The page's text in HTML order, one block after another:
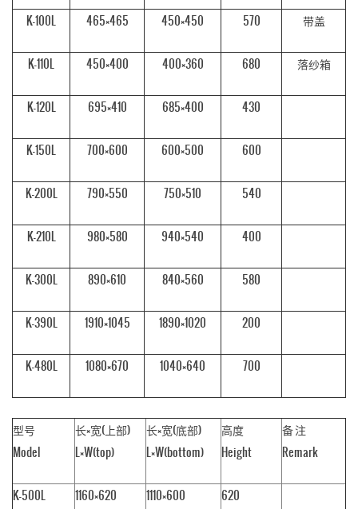
K-100L 465×465 450×450 570 带盖
K-110L 450×400 400×360 680 落纱箱
K-120L 695×410 685×400 430
K-150L 700×600 600×500 600
K-200L 790×550 750×510 540
K-210L 980×580 940×540 400
K-300L 890×610 840×560 580
K-390L 1910×1045 1890×1020 200
K-480L 1080×670 1040×640 700
型号
Model
长×宽(上部)
L×W(top)
长×宽(底部)
L×W(bottom)
高度
Height
备 注
Remark
K-500L 1160×620 1110×600 620